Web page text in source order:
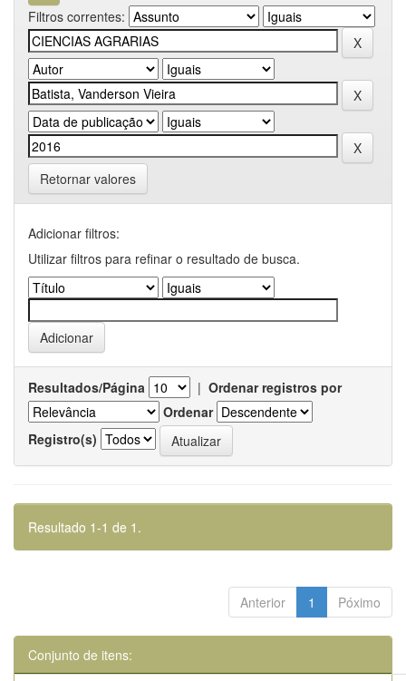
Filtros correntes:
Retornar valores
Adicionar filtros:
Utilizar filtros para refinar o resultado de busca.
Resultados/Página | Ordenar registros por
Ordenar
Registro(s)
Resultado 1-1 de 1.
Anterior 1 Póximo
Conjunto de itens: